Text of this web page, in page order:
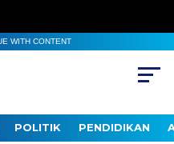
WITH CONTENT
POLITIK PENDIDIKAN